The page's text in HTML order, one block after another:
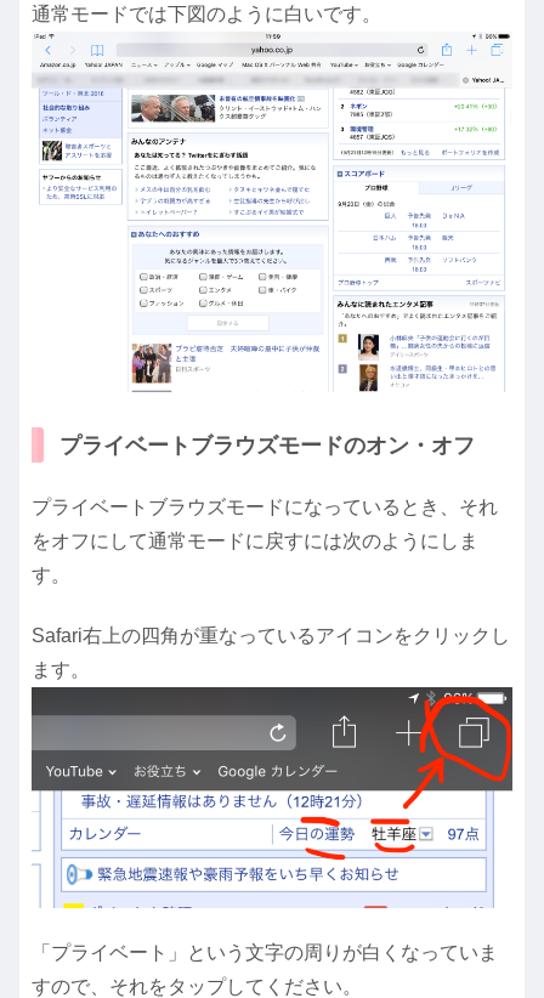
通常モードでは下図のように白いです。
プライベートブラウズモードのオン・オフ
プライベートブラウズモードになっているとき、それ
をオフにして通常モードに戻すには次のようにしま
す。
Safari右上の四角が重なっているアイコンをクリックし
ます。
「プライベート」という文字の周りが白くなっていま
すので、それをタップしてください。